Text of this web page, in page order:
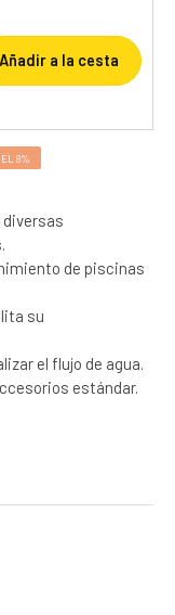
Añadir a la cesta
8%
diversas
de piscinas
su
el flujo de agua.
estándar.